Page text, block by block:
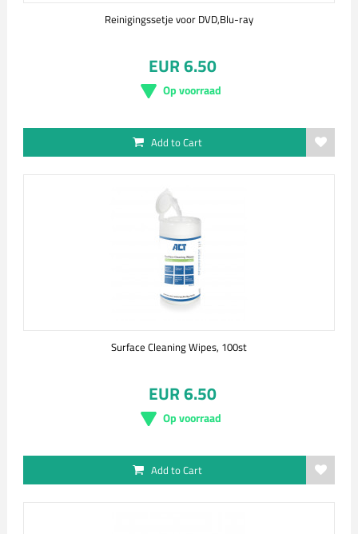
Reinigingssetje voor DVD,Blu-ray
EUR 6.50
Op voorraad
Add to Cart
Surface Cleaning Wipes, 100st
EUR 6.50
Op voorraad
Add to Cart